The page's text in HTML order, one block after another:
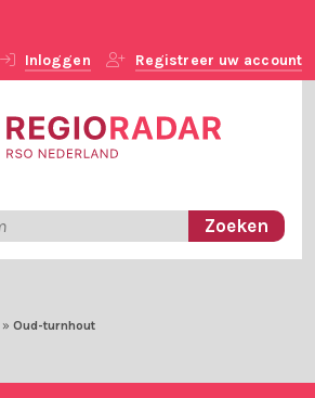
Inloggen Registreer uw account
» Oud-turnhout